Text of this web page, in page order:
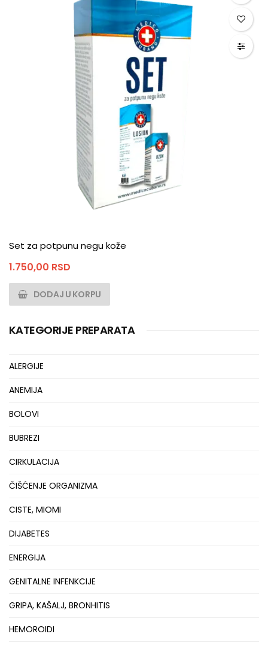
Set za potpunu negu kože
1.750,00 RSD
DODAJ U KORPU
KATEGORIJE PREPARATA
ALERGIJE
ANEMIJA
BOLOVI
BUBREZI
CIRKULACIJA
ČIŠĆENJE ORGANIZMA
CISTE, MIOMI
DIJABETES
ENERGIJA
GENITALNE INFENKCIJE
GRIPA, KAŠALJ, BRONHITIS
HEMOROIDI